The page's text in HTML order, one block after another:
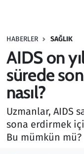
HABERLER SAĞLIK
AIDS on
sürede
nasıl?
Uzmanlar, AIDS
sona erdirmek
Bu mümkün mü?
Haber
Kültür Sanat
Kurumsal
Lezzet Durağı
Memur ve Kamu